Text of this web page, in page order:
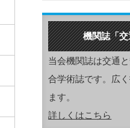
機関誌「
当会機関誌は交通
合学術誌です。広
ます。
詳しくはこちら